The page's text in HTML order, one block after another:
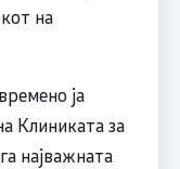
на
ја
Клиниката за
најважната